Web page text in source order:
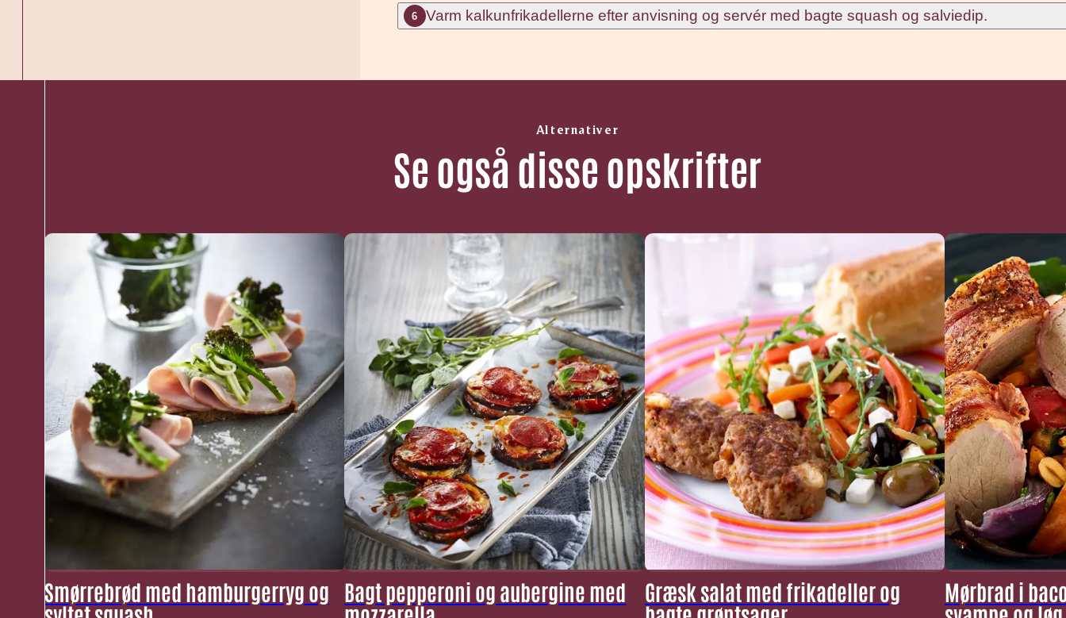
6 Varm kalkunfrikadellerne efter anvisning og servér med bagte squash og salviedip.
Alternativer
Se også disse opskrifter
Smørrebrød med hamburgerryg og Bagt pepperoni og aubergine med
Græsk salat med frikadeller og
Mørbrad i